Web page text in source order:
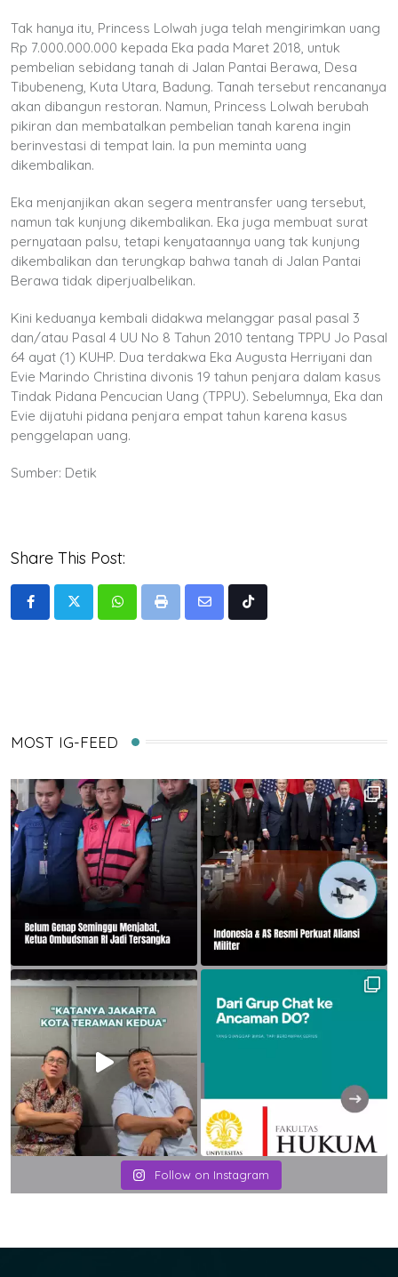
Tak hanya itu, Princess Lolwah juga telah mengirimkan uang
Rp 7.000.000.000 kepada Eka pada Maret 2018, untuk
pembelian sebidang tanah di Jalan Pantai Berawa, Desa
Tibubeneng, Kuta Utara, Badung. Tanah tersebut rencananya
akan dibangun restoran. Namun, Princess Lolwah berubah
pikiran dan membatalkan pembelian tanah karena ingin
berinvestasi di tempat lain. Ia pun meminta uang
dikembalikan.
Eka menjanjikan akan segera mentransfer uang tersebut,
namun tak kunjung dikembalikan. Eka juga membuat surat
pernyataan palsu, tetapi kenyataannya uang tak kunjung
dikembalikan dan terungkap bahwa tanah di Jalan Pantai
Berawa tidak diperjualbelikan.
Kini keduanya kembali didakwa melanggar pasal pasal 3
dan/atau Pasal 4 UU No 8 Tahun 2010 tentang TPPU Jo Pasal
64 ayat (1) KUHP. Dua terdakwa Eka Augusta Herriyani dan
Evie Marindo Christina divonis 19 tahun penjara dalam kasus
Tindak Pidana Pencucian Uang (TPPU). Sebelumnya, Eka dan
Evie dijatuhi pidana penjara empat tahun karena kasus
penggelapan uang.
Sumber: Detik
Share This Post:
WhatsappPrint
Share
Tiktok
MOST IG-FEED
Follow on Instagram